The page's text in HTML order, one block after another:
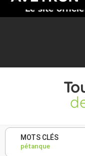
Le site
MOTS CLÉS